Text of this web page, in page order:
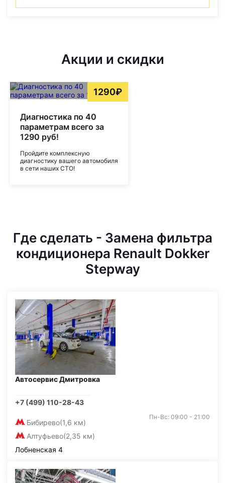
Акции и скидки
1290₽
Диагностика по 40
параметрам всего за
1290 руб!
Пройдите комплексную
диагностику вашего автомобиля
в сети наших СТО!
Где сделать - Замена фильтра
кондиционера Renault Dokker
Stepway
Автосервис Дмитровка
+7 (499) 110-28-43
Бибирево(1,6 км)
Алтуфьево(2,35 км)
Пн-Вс: 09:00 - 21:00
Лобненская 4